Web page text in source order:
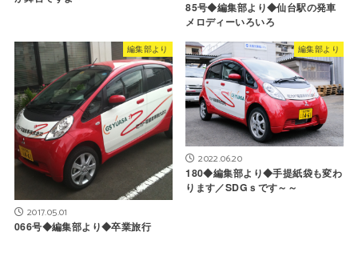
85号◆編集部より◆仙台駅の発車
メロディーいろいろ
編集部より
2017.05.01
066号◆編集部より◆卒業旅行
編集部より
2022.06.20
180◆編集部より◆手提紙袋も変わ
ります／SDGｓです～～